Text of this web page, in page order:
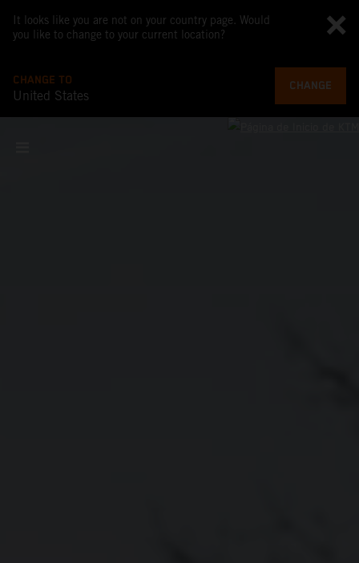
It looks like you are not on your country page. Would
you like to change to your current location?
CHANGE TO
United States
CHANGE